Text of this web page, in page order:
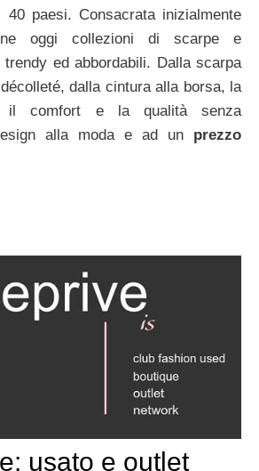
paesi. Consacrata inizialmente
oggi collezioni di scarpe e
ed abbordabili. Dalla scarpa
dalla cintura alla borsa, la
il comfort e la qualità senza
alla moda e ad un prezzo
usato e outlet